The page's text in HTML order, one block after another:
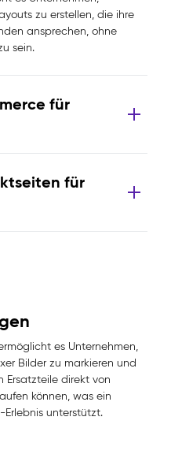
zu erstellen, die ihre
ansprechen, ohne
sein.
für
für
es Unternehmen,
Bilder zu markieren und
Ersatzteile direkt von
können, was ein
unterstützt.